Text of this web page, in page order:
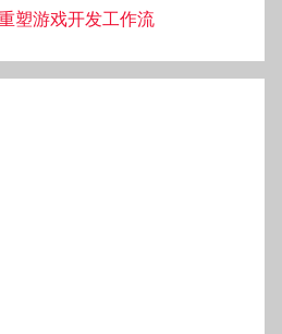
塑游戏开发工作流